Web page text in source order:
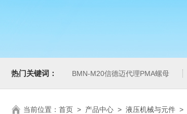
热门关键词： BMN-M20信德迈代理PMA螺母
当前位置： 首页 > 产品中心 > 液压机械与元件 >